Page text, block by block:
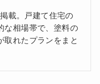
載。戸建て住宅の
な相場帯で、塗料の
取れたプランをまと